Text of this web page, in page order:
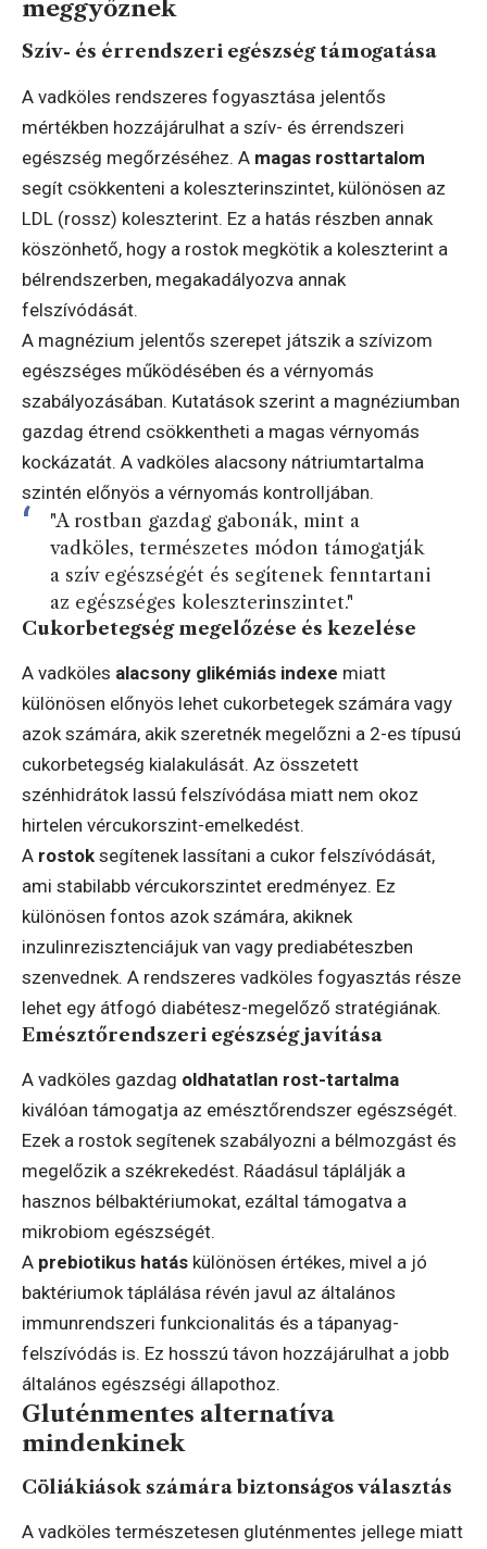
meggyőznek
Szív- és érrendszeri egészség támogatása
A vadköles rendszeres fogyasztása jelentős
mértékben hozzájárulhat a szív- és érrendszeri
egészség megőrzéséhez. A magas rosttartalom
segít csökkenteni a koleszterinszintet, különösen az
LDL (rossz) koleszterint. Ez a hatás részben annak
köszönhető, hogy a rostok megkötik a koleszterint a
bélrendszerben, megakadályozva annak
felszívódását.
A magnézium jelentős szerepet játszik a szívizom
egészséges működésében és a vérnyomás
szabályozásában. Kutatások szerint a magnéziumban
gazdag étrend csökkentheti a magas vérnyomás
kockázatát. A vadköles alacsony nátriumtartalma
szintén előnyös a vérnyomás kontrolljában.
"A rostban gazdag gabonák, mint a
vadköles, természetes módon támogatják
a szív egészségét és segítenek fenntartani
az egészséges koleszterinszintet."
Cukorbetegség megelőzése és kezelése
A vadköles alacsony glikémiás indexe miatt
különösen előnyös lehet cukorbetegek számára vagy
azok számára, akik szeretnék megelőzni a 2-es típusú
cukorbetegség kialakulását. Az összetett
szénhidrátok lassú felszívódása miatt nem okoz
hirtelen vércukorszint-emelkedést.
A rostok segítenek lassítani a cukor felszívódását,
ami stabilabb vércukorszintet eredményez. Ez
különösen fontos azok számára, akiknek
inzulinrezisztenciájuk van vagy prediabéteszben
szenvednek. A rendszeres vadköles fogyasztás része
lehet egy átfogó diabétesz-megelőző stratégiának.
Emésztőrendszeri egészség javítása
A vadköles gazdag oldhatatlan rost-tartalma
kiválóan támogatja az emésztőrendszer egészségét.
Ezek a rostok segítenek szabályozni a bélmozgást és
megelőzik a székrekedést. Ráadásul táplálják a
hasznos bélbaktériumokat, ezáltal támogatva a
mikrobiom egészségét.
A prebiotikus hatás különösen értékes, mivel a jó
baktériumok táplálása révén javul az általános
immunrendszeri funkcionalitás és a tápanyag-
felszívódás is. Ez hosszú távon hozzájárulhat a jobb
általános egészségi állapothoz.
Gluténmentes alternatíva
mindenkinek
Cöliákiások számára biztonságos választás
A vadköles természetesen gluténmentes jellege miatt